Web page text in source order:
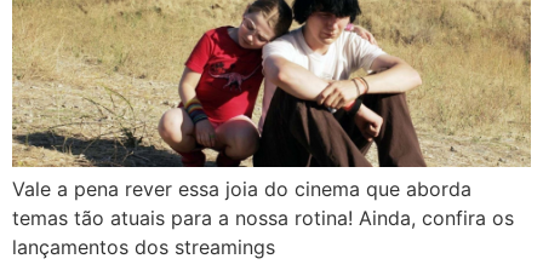
Vale a pena rever essa joia do cinema que aborda
temas tão atuais para a nossa rotina! Ainda, confira os
lançamentos dos streamings